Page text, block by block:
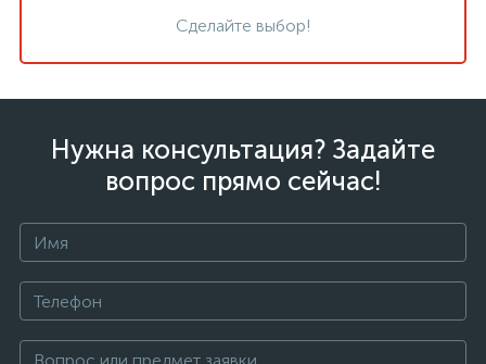
Сделайте выбор!
Нужна консультация? Задайте
вопрос прямо сейчас!